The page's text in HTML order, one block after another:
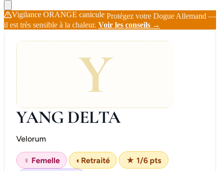
Vigilance ORANGE canicule Protégez votre Dogue Allemand —
il est très sensible à la chaleur. Voir les conseils →
Y
YANG DELTA
Velorum
♀ Femelle ◐ Retraité
★ 1/6 pts